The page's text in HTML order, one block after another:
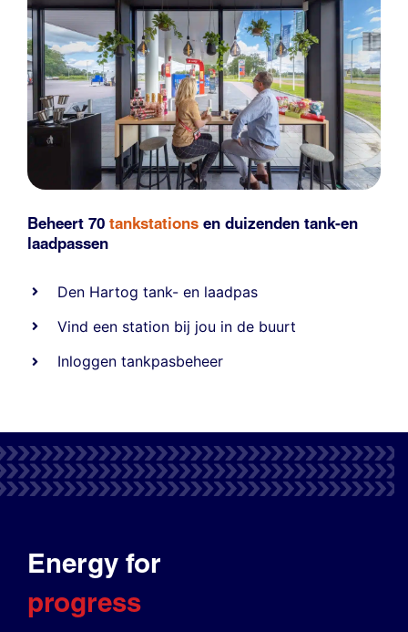
Beheert 70 tankstations en duizenden tank-en
laadpassen
Den Hartog tank- en laadpas
Vind een station bij jou in de buurt
Inloggen tankpasbeheer
Energy for
progress